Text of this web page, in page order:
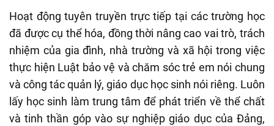
Hoạt động tuyên truyền trực tiếp tại các trường học
đã được cụ thể hóa, đồng thời nâng cao vai trò, trách
nhiệm của gia đình, nhà trường và xã hội trong việc
thực hiện Luật bảo vệ và chăm sóc trẻ em nói chung
và công tác quản lý, giáo dục học sinh nói riêng. Luôn
lấy học sinh làm trung tâm để phát triển về thể chất
và tinh thần góp vào sự nghiệp giáo dục của Đảng,